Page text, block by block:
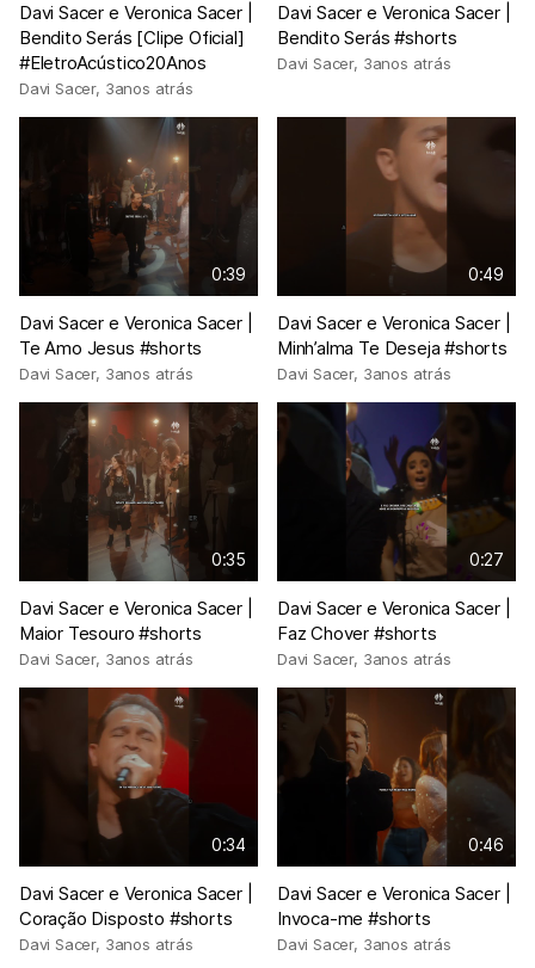
Davi Sacer e Veronica Sacer |
Bendito Serás [Clipe Oficial]
#EletroAcústico20Anos
Davi Sacer, 3anos atrás
Davi Sacer e Veronica Sacer |
Bendito Serás #shorts
Davi Sacer, 3anos atrás
0:39
Davi Sacer e Veronica Sacer |
Te Amo Jesus #shorts
Davi Sacer, 3anos atrás
0:49
Davi Sacer e Veronica Sacer |
Minh’alma Te Deseja #shorts
Davi Sacer, 3anos atrás
0:35
Davi Sacer e Veronica Sacer |
Maior Tesouro #shorts
Davi Sacer, 3anos atrás
0:27
Davi Sacer e Veronica Sacer |
Faz Chover #shorts
Davi Sacer, 3anos atrás
0:34
Davi Sacer e Veronica Sacer |
Coração Disposto #shorts
Davi Sacer, 3anos atrás
0:46
Davi Sacer e Veronica Sacer |
Invoca-me #shorts
Davi Sacer, 3anos atrás